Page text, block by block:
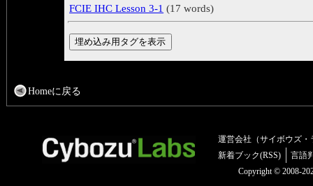
FCIE IHC Lesson 3-1 (17 words)
Homeに戻る
運営会社（サイボウズ・
新着ブック(RSS)
言語
Copyright © 2008-